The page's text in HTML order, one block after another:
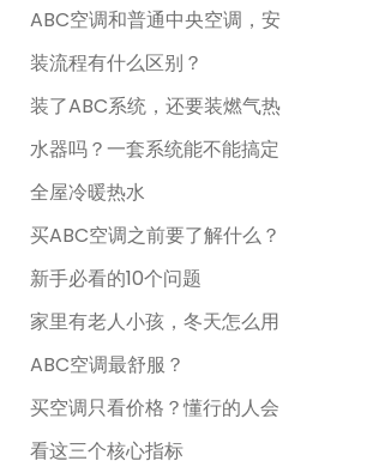
ABC空调和普通中央空调，安
装流程有什么区别？
装了ABC系统，还要装燃气热
水器吗？一套系统能不能搞定
全屋冷暖热水
买ABC空调之前要了解什么？
新手必看的10个问题
家里有老人小孩，冬天怎么用
ABC空调最舒服？
买空调只看价格？懂行的人会
看这三个核心指标